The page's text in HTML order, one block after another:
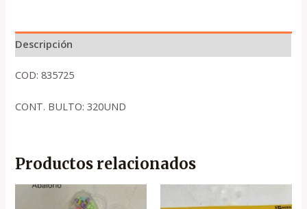
Descripción
COD: 835725
CONT. BULTO: 320UND
Productos relacionados